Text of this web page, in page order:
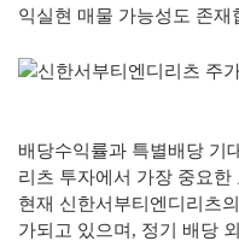
익실현 매물 가능성도 존재
배당수익률과 특별배당 기
리츠 투자에서 가장 중요
현재 신한서부티엔디리츠
가되고 있으며, 정기 배당